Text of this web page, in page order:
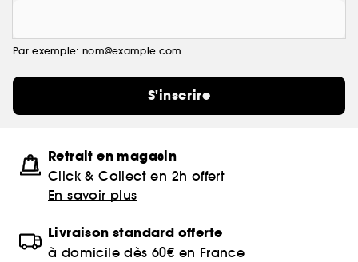
Par exemple: nom@example.com
S'inscrire
Retrait en magasin
Click & Collect en 2h offert
En savoir plus
Livraison standard offerte
à domicile dès 60€ en France